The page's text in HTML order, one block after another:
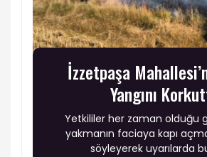
İzzetpaşa
Yangını
Yetkililer her zaman olduğu
yakmanın faciaya kapı
söyleyerek uyarılarda